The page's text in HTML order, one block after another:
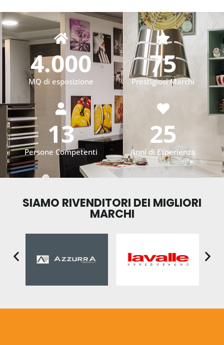
MQ di esposizione
4.000
Prestigiosi Marchi
75
Persone Competenti
13
Anni di Esperienza
25
SIAMO RIVENDITORI DEI MIGLIORI
MARCHI